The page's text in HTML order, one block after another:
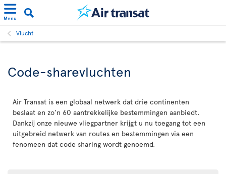
Menu
Vlucht
Code-sharevluchten
Air Transat is een globaal netwerk dat drie continenten
beslaat en zo'n 60 aantrekkelijke bestemmingen aanbiedt.
Dankzij onze nieuwe vliegpartner krijgt u nu toegang tot een
uitgebreid netwerk van routes en bestemmingen via een
fenomeen dat code sharing wordt genoemd.